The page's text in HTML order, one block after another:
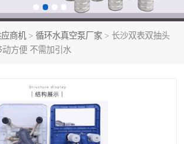
商机 > 循环水真空泵厂家 > 长沙双表双抽头
方便 不需加引水
气流烘干器
双层玻璃反应釜10L
多功能油浴锅